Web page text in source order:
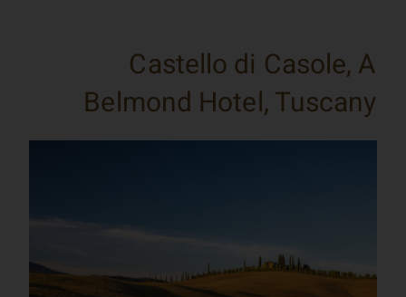
Castello di Casole, A
Belmond Hotel, Tuscany